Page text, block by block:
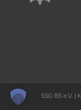
SSG BS e.V.